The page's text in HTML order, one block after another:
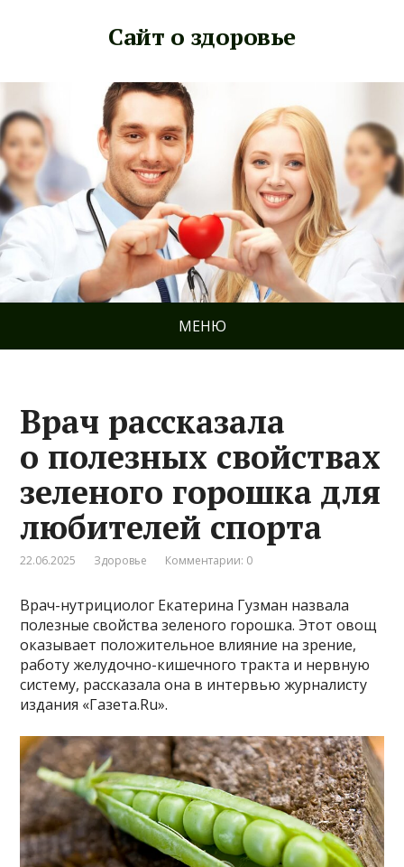
Сайт о здоровье
МЕНЮ
Врач рассказала
о полезных свойствах
зеленого горошка для
любителей спорта
22.06.2025 Здоровье Комментарии: 0
Врач-нутрициолог Екатерина Гузман назвала
полезные свойства зеленого горошка. Этот овощ
оказывает положительное влияние на зрение,
работу желудочно-кишечного тракта и нервную
систему, рассказала она в интервью журналисту
издания «Газета.Ru».